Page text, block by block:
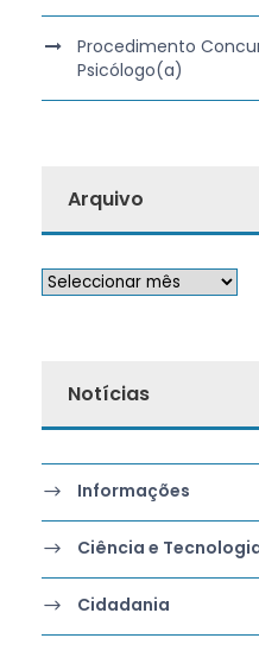
Procedimento
Psicólogo(a)
Arquivo
Notícias
Informações
Ciência e
Cidadania